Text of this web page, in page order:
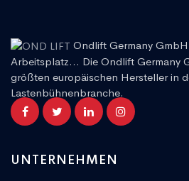
Ondlift Germany
Arbeitsplatz... Die Ondlift Germany
größten europäischen Hersteller in
Lastenbühnenbranche.
UNTERNEHMEN